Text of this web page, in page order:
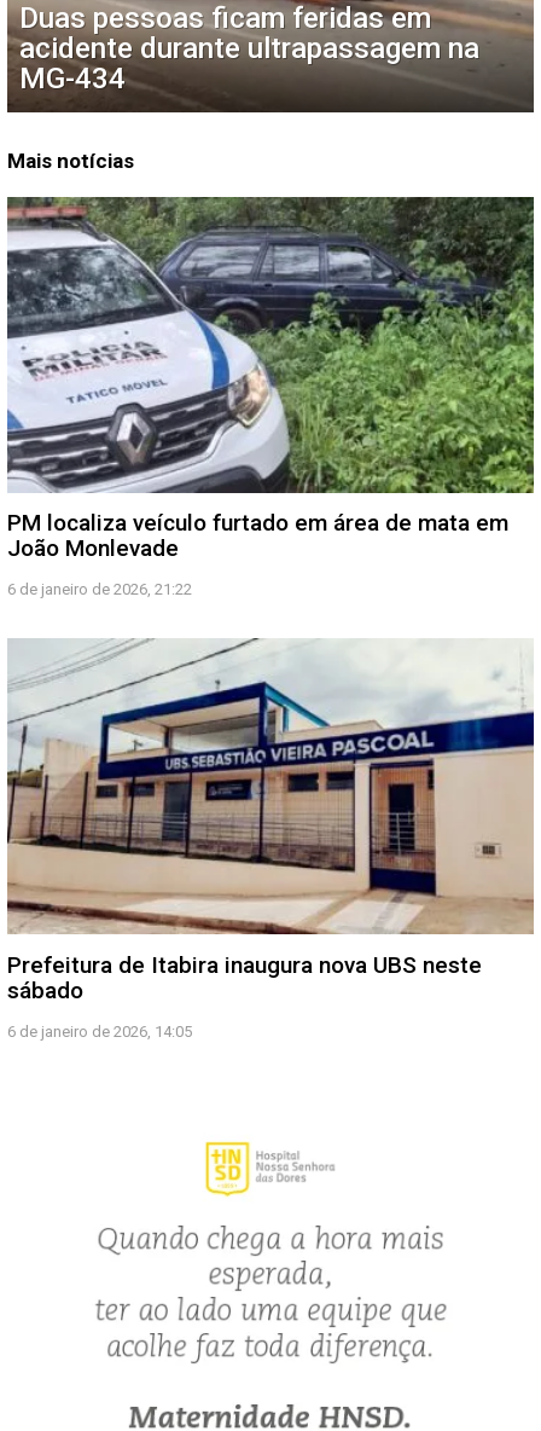
Duas pessoas ficam feridas em
acidente durante ultrapassagem na
MG-434
Mais notícias
PM localiza veículo furtado em área de mata em
João Monlevade
6 de janeiro de 2026, 21:22
Prefeitura de Itabira inaugura nova UBS neste
sábado
6 de janeiro de 2026, 14:05